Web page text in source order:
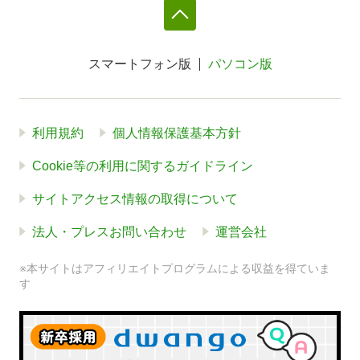
スマートフォン版 パソコン版
利用規約 個人情報保護基本方針
Cookie等の利用に関するガイドライン
サイトアクセス情報の取得について
法人・プレスお問い合わせ 運営会社
※本サイトはアフィリエイトプログラムによる収益を得ていま
す